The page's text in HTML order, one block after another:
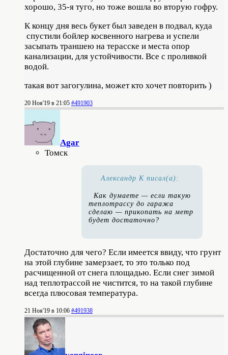
хорошо, 35-я туго, но тоже вошла во вторую гофру.
К концу дня весь букет был заведен в подвал, куда
спустили бойлер косвенного нагрева и успели
засыпать траншею на терасске и места опор
канализации, для устойчивости. Все с проливкой
водой.
такая вот загогулина, может кто хочет повторить )
20 Ноя'19 в 21:05 #491903
Agar
Томск
Александр К писал(а):
Как думаете — если такую
теплотрассу до гаража
сделаю — прикопать на метр
будет достаточно?
Достаточно для чего? Если имеется ввиду, что грунт
на этой глубине замерзает, то это только под
расчищенной от снега площадью. Если снег зимой
над теплотрассой не чистится, то на такой глубине
всегда плюсовая температура.
21 Ноя'19 в 10:06 #491938